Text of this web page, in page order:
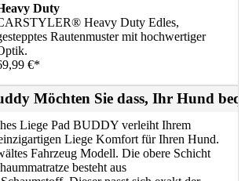
Duty
Heavy Duty Edles,
Rautenmuster mit hochwertiger
€*
Möchten Sie dass, Ihr Hund
Liege Pad BUDDY verleiht Ihrem
Liege Komfort für Ihren Hund.
Fahrzeug Modell. Die obere Schicht
besteht aus